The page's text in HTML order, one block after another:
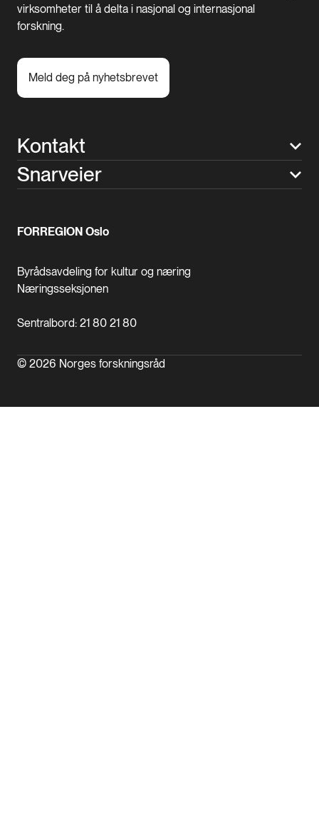
virksomheter til å delta i nasjonal og internasjonal
forskning.
Meld deg på nyhetsbrevet
Kontakt
Snarveier
FORREGION Oslo
Byrådsavdeling for kultur og næring
Næringsseksjonen
Sentralbord: 21 80 21 80
© 2026 Norges forskningsråd